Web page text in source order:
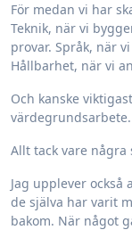
För medan vi har
Teknik, när vi
provar. Språk, när
Hållbarhet, när vi
Och kanske
värdegrundsarbete.
Allt tack vare
Jag upplever
de själva har varit
bakom. När något